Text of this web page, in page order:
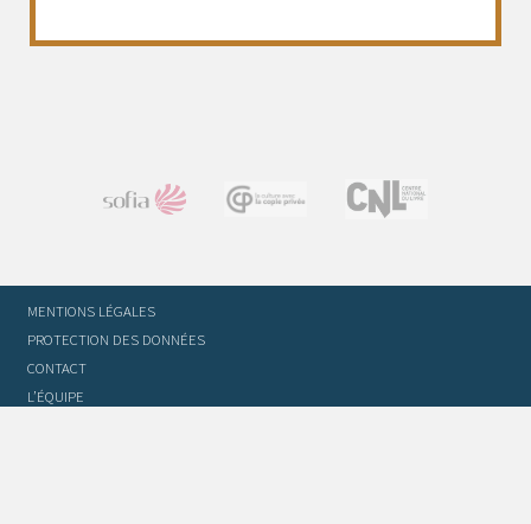
MENTIONS LÉGALES
PROTECTION DES DONNÉES
CONTACT
L’ÉQUIPE